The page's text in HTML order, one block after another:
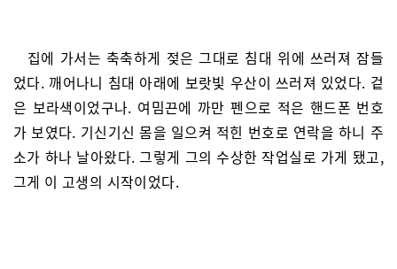
집에 가서는 축축하게 젖은 그대로 침대 위에 쓰러져 잠들
었다. 깨어나니 침대 아래에 보랏빛 우산이 쓰러져 있었다. 겉
은 보라색이었구나. 여밈끈에 까만 펜으로 적은 핸드폰 번호
가 보였다. 기신기신 몸을 일으켜 적힌 번호로 연락을 하니 주
소가 하나 날아왔다. 그렇게 그의 수상한 작업실로 가게 됐고,
그게 이 고생의 시작이었다.